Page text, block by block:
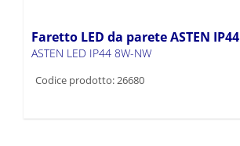
Faretto LED da parete ASTEN IP44
ASTEN LED IP44 8W-NW
Codice prodotto: 26680